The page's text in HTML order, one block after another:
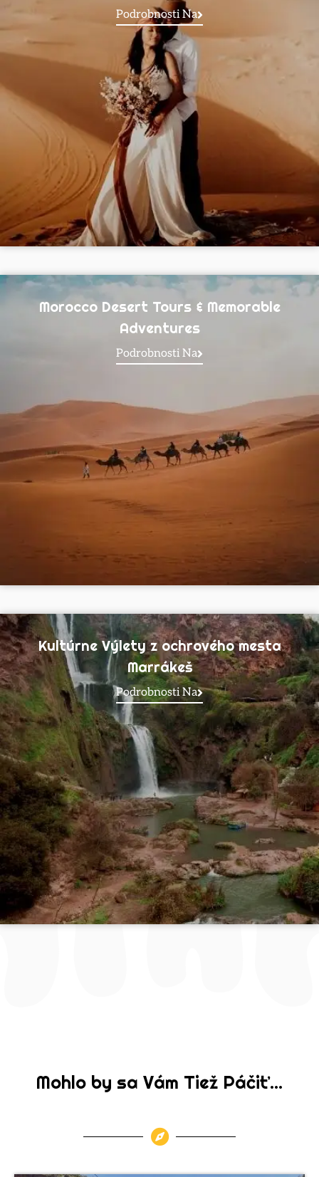
Podrobnosti Na
Morocco Desert Tours & Memorable
Adventures
Podrobnosti Na
Kultúrne Výlety z ochrového mesta
Marrákeš
Podrobnosti Na
Mohlo by sa Vám Tiež Páčiť...